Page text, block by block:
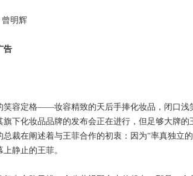
明辉
告
容定格——妆容精致的天后手捧化妆品，闭口浅
旗下化妆品品牌的发布会正在进行，但足够大牌
裁在阐述着与王菲合作的初衷：因为“率真独立
静止的王菲。